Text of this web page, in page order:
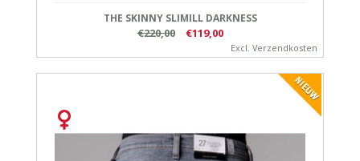
THE SKINNY SLIMILL DARKNESS
€220,00 €119,00
Excl. Verzendkosten